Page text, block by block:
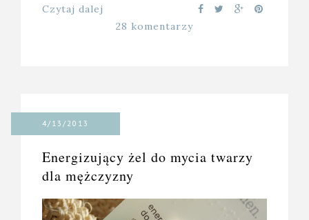
Czytaj dalej
28 komentarzy
4/13/2013
Energizujący żel do mycia twarzy
dla mężczyzny